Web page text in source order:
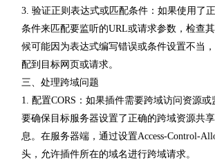
3. 验证正则表达式或匹配条件：如果使用了
条件来匹配要监听的URL或请求参数，检查
候可能因为表达式编写错误或条件设置不当
配到目标网页或请求。
三、处理跨域问题
1. 配置CORS：如果插件需要跨域访问资源或
要确保目标服务器设置了正确的跨域资源共
息。在服务器端，通过设置Access-Control-
头，允许插件所在的域名进行跨域请求。